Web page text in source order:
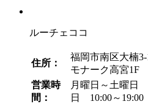
ルーチェココ
住所：
福岡市南区大楠3-
モナーク高宮1F
営業時
間：
月曜日～土曜日
日 10:00～19:00